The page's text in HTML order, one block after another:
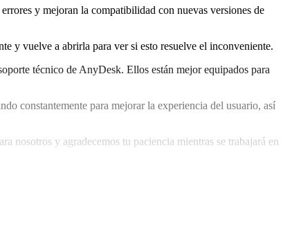
y mejoran la compatibilidad con nuevas versiones de
y vuelve a abrirla para ver si esto resuelve el inconveniente.
técnico de AnyDesk. Ellos están mejor equipados para
constantemente para mejorar la experiencia del usuario, así
nosotros y agradecemos tu paciencia mientras se trabajará en